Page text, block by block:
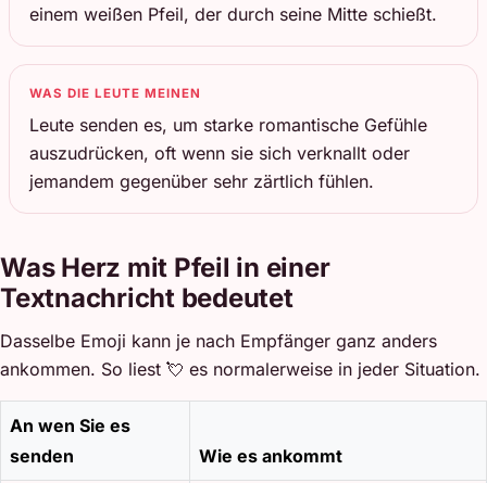
einem weißen Pfeil, der durch seine Mitte schießt.
WAS DIE LEUTE MEINEN
Leute senden es, um starke romantische Gefühle
auszudrücken, oft wenn sie sich verknallt oder
jemandem gegenüber sehr zärtlich fühlen.
Was Herz mit Pfeil in einer
Textnachricht bedeutet
Dasselbe Emoji kann je nach Empfänger ganz anders
ankommen. So liest 💘 es normalerweise in jeder Situation.
An wen Sie es
senden
Wie es ankommt